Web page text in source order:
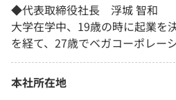
◆代表取締役社長 浮城 智和
大学在学中、19歳の時に起業を
を経て、27歳でベガコーポレー
本社所在地